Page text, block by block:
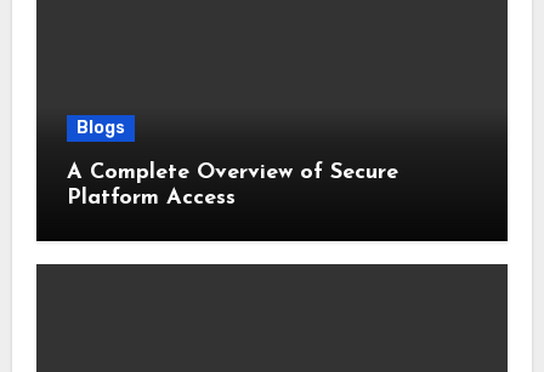
Blogs
A Complete Overview of Secure
Platform Access